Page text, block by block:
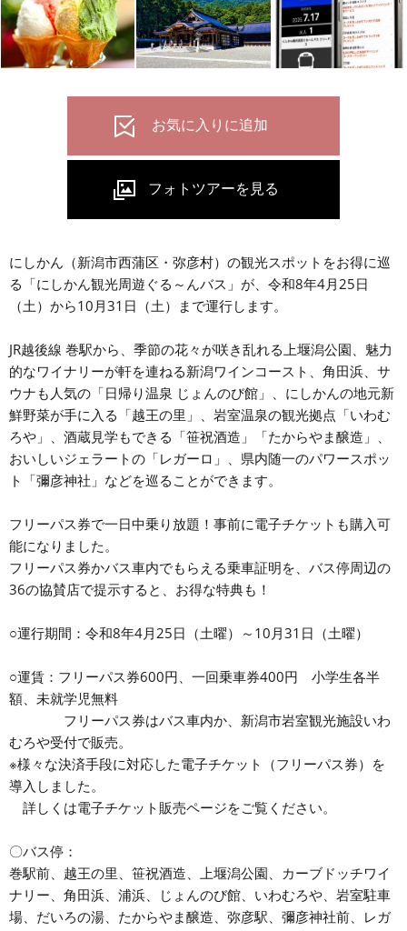
にしかん（新潟市西蒲区・弥彦村）の観光スポットをお得に巡
る「にしかん観光周遊ぐる～んバス」が、令和8年4月25日
（土）から10月31日（土）まで運行します。
JR越後線 巻駅から、季節の花々が咲き乱れる上堰潟公園、魅力
的なワイナリーが軒を連ねる新潟ワインコースト、角田浜、サ
ウナも人気の「日帰り温泉 じょんのび館」、にしかんの地元新
鮮野菜が手に入る「越王の里」、岩室温泉の観光拠点「いわむ
ろや」、酒蔵見学もできる「笹祝酒造」「たからやま醸造」、
おいしいジェラートの「レガーロ」、県内随一のパワースポッ
ト「彌彦神社」などを巡ることができます。
フリーパス券で一日中乗り放題！事前に電子チケットも購入可
能になりました。
フリーパス券かバス車内でもらえる乗車証明を、バス停周辺の
36の協賛店で提示すると、お得な特典も！
○運行期間：令和8年4月25日（土曜）～10月31日（土曜）
○運賃：フリーパス券600円、一回乗車券400円 小学生各半
額、未就学児無料
フリーパス券はバス車内か、新潟市岩室観光施設いわ
むろや受付で販売。
※様々な決済手段に対応した電子チケット（フリーパス券）を
導入しました。
詳しくは電子チケット販売ページをご覧ください。
〇バス停：
巻駅前、越王の里、笹祝酒造、上堰潟公園、カーブドッチワイ
ナリー、角田浜、浦浜、じょんのび館、いわむろや、岩室駐車
場、だいろの湯、たからやま醸造、弥彦駅、彌彦神社前、レガ